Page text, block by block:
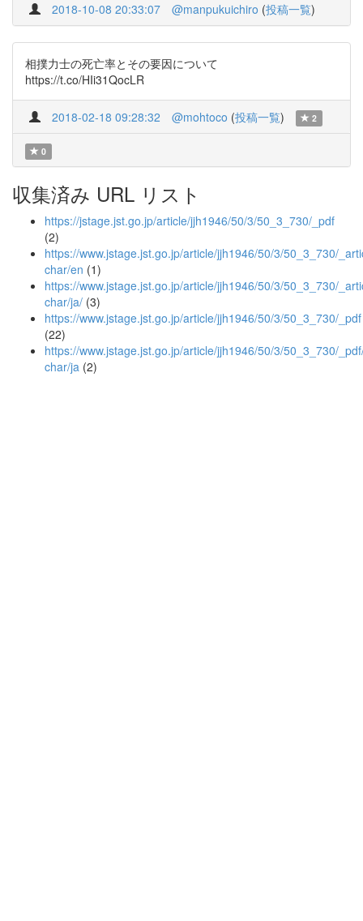
2018-10-08 20:33:07 @manpukuichiro (投稿一覧)
相撲力士の死亡率とその要因について
https://t.co/HIi31QocLR
2018-02-18 09:28:32 @mohtoco (投稿一覧) 2
0
収集済み URL リスト
https://jstage.jst.go.jp/article/jjh1946/50/3/50_3_730/_pdf
(2)
https://www.jstage.jst.go.jp/article/jjh1946/50/3/50_3_730/
char/en (1)
https://www.jstage.jst.go.jp/article/jjh1946/50/3/50_3_730/
char/ja/ (3)
https://www.jstage.jst.go.jp/article/jjh1946/50/3/50_3_730/_pdf
(22)
https://www.jstage.jst.go.jp/article/jjh1946/50/3/50_3_730/
char/ja (2)